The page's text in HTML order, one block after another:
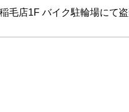
毛店1F バイク駐輪場にて盗